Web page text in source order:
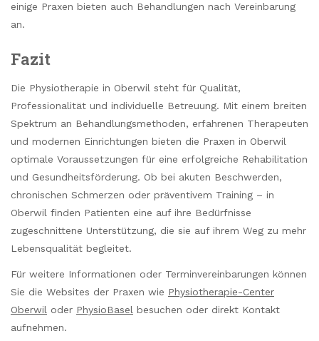
einige Praxen bieten auch Behandlungen nach Vereinbarung
an.
Fazit
Die Physiotherapie in Oberwil steht für Qualität,
Professionalität und individuelle Betreuung. Mit einem breiten
Spektrum an Behandlungsmethoden, erfahrenen Therapeuten
und modernen Einrichtungen bieten die Praxen in Oberwil
optimale Voraussetzungen für eine erfolgreiche Rehabilitation
und Gesundheitsförderung. Ob bei akuten Beschwerden,
chronischen Schmerzen oder präventivem Training – in
Oberwil finden Patienten eine auf ihre Bedürfnisse
zugeschnittene Unterstützung, die sie auf ihrem Weg zu mehr
Lebensqualität begleitet.
Für weitere Informationen oder Terminvereinbarungen können
Sie die Websites der Praxen wie Physiotherapie-Center
Oberwil oder PhysioBasel besuchen oder direkt Kontakt
aufnehmen.